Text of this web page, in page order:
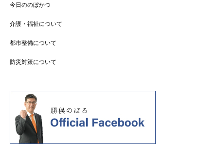
今日ののぼかつ
介護・福祉について
都市整備について
防災対策について